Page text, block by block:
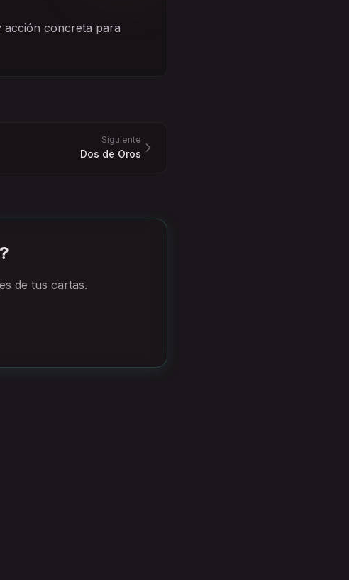
acción concreta para
Siguiente
Dos de Oros
de tus cartas.